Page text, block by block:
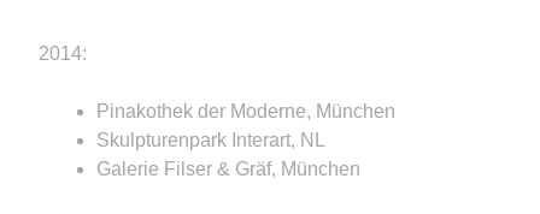
2014:
Pinakothek der Moderne, München
Skulpturenpark Interart, NL
Galerie Filser & Gräf, München